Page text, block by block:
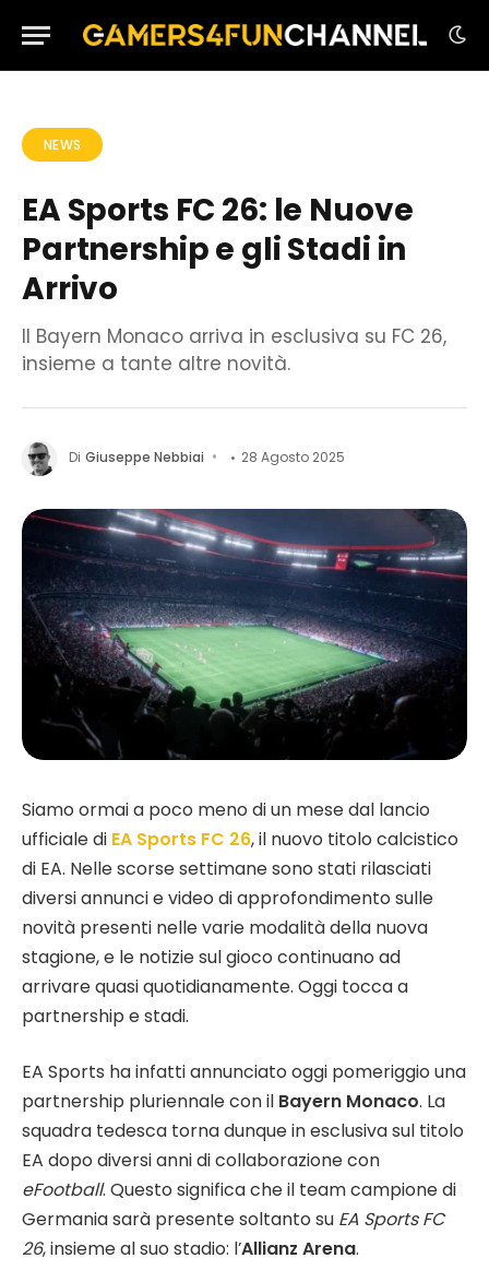
NEWS
EA Sports FC 26: le Nuove
Partnership e gli Stadi in
Arrivo
Il Bayern Monaco arriva in esclusiva su FC 26,
insieme a tante altre novità.
Di Giuseppe Nebbiai 28 Agosto 2025
Siamo ormai a poco meno di un mese dal lancio
ufficiale di EA Sports FC 26, il nuovo titolo calcistico
di EA. Nelle scorse settimane sono stati rilasciati
diversi annunci e video di approfondimento sulle
novità presenti nelle varie modalità della nuova
stagione, e le notizie sul gioco continuano ad
arrivare quasi quotidianamente. Oggi tocca a
partnership e stadi.
EA Sports ha infatti annunciato oggi pomeriggio una
partnership pluriennale con il Bayern Monaco. La
squadra tedesca torna dunque in esclusiva sul titolo
EA dopo diversi anni di collaborazione con
eFootball. Questo significa che il team campione di
Germania sarà presente soltanto su EA Sports FC
26, insieme al suo stadio: l’Allianz Arena.